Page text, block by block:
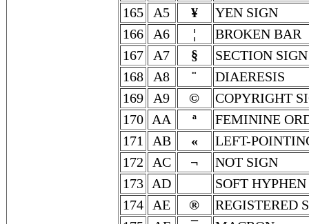
165
A5 ¥
YEN SIGN
166
A6 ¦
BROKEN BAR
167
A7 §
SECTION SIGN
168
A8 ¨
DIAERESIS
169
A9 ©
COPYRIGHT
170
AA ª
FEMININE
171
AB «
LEFT-
172
AC ¬
NOT SIGN
173
AD
SOFT HYPHEN
174
AE ®
REGISTERED